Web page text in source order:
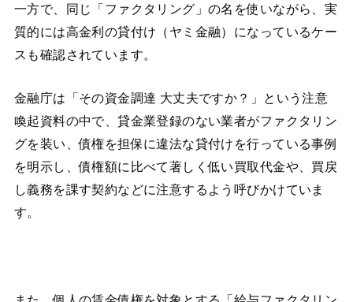
一方で、同じ「ファクタリング」の名を使いながら、実
質的には高金利の貸付け（ヤミ金融）になっているケー
スも確認されています。
金融庁は「その資金調達 大丈夫ですか？」という注意
喚起資料の中で、貸金業登録のない業者がファクタリン
グを装い、債権を担保に違法な貸付けを行っている事例
を明示し、債権額に比べて著しく低い買取代金や、買戻
し義務を課す契約などに注意するよう呼びかけていま
す。